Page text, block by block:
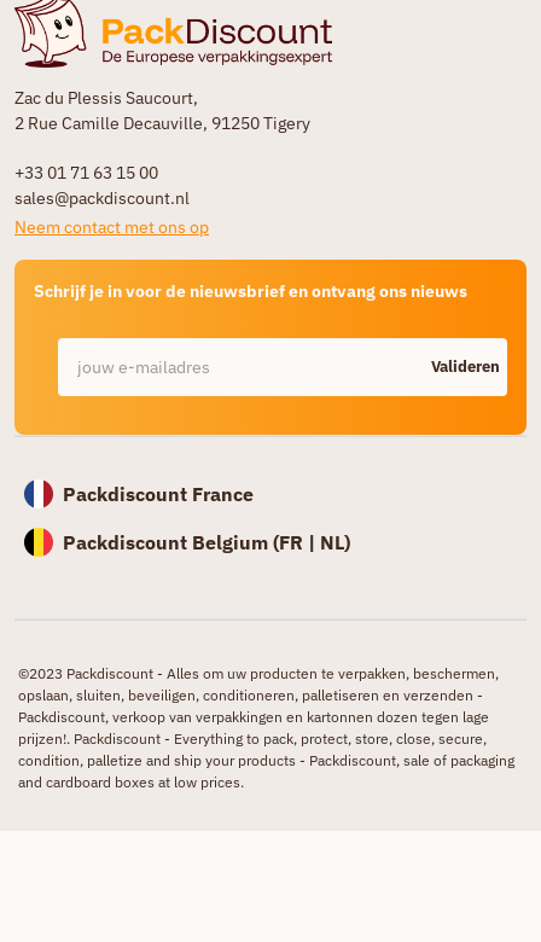
Zac du Plessis Saucourt,
2 Rue Camille Decauville, 91250 Tigery
+33 01 71 63 15 00
sales@packdiscount.nl
Neem contact met ons op
Schrijf je in voor de nieuwsbrief en ontvang ons nieuws
Valideren
Packdiscount France
Packdiscount Belgium (FR | NL)
©2023 Packdiscount - Alles om uw producten te verpakken, beschermen,
opslaan, sluiten, beveiligen, conditioneren, palletiseren en verzenden -
Packdiscount, verkoop van verpakkingen en kartonnen dozen tegen lage
prijzen!. Packdiscount - Everything to pack, protect, store, close, secure,
condition, palletize and ship your products - Packdiscount, sale of packaging
and cardboard boxes at low prices.